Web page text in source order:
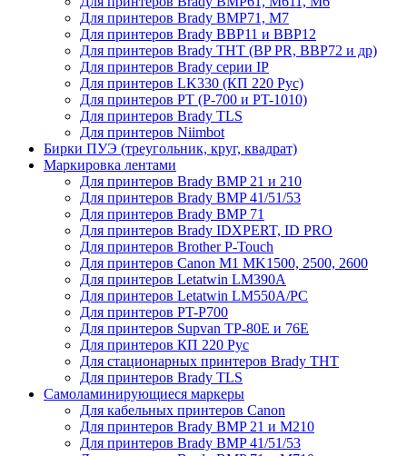
Для принтеров Brady BMP71, M7
Для принтеров Brady BBP11 и BBP12
Для принтеров Brady THT (BP PR, BBP72 и др)
Для принтеров Brady серии IP
Для принтеров LK330 (КП 220 Рус)
Для принтеров PT (P-700 и PT-1010)
Для принтеров Brady TLS
Для принтеров Niimbot
Бирки ПУЭ (треугольник, круг, квадрат)
Маркировка лентами
Для принтеров Brady BMP 21 и 210
Для принтеров Brady BMP 41/51/53
Для принтеров Brady BMP 71
Для принтеров Brady IDXPERT, ID PRO
Для принтеров Brother P-Touch
Для принтеров Canon M1 MK1500, 2500, 2600
Для принтеров Letatwin LM390A
Для принтеров Letatwin LM550A/PC
Для принтеров PT-P700
Для принтеров Supvan TP-80E и 76E
Для принтеров КП 220 Рус
Для стационарных принтеров Brady THT
Для принтеров Brady TLS
Самоламинирующиеся маркеры
Для кабельных принтеров Canon
Для принтеров Brady BMP 21 и M210
Для принтеров Brady BMP 41/51/53